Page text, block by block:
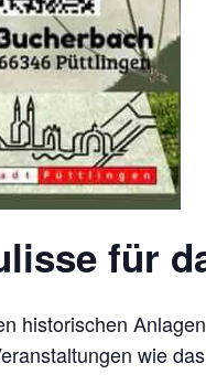
für
historischen
wie